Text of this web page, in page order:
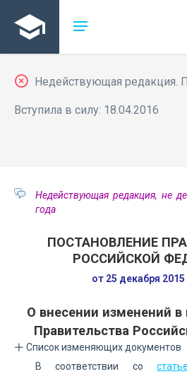
Недействующая редакция.
Вступила в силу: 18.04.2016
Недействующая редакция, не
года
ПОСТАНОВЛЕНИЕ
РОССИЙСКОЙ
от 25 декабря
О внесении изменений
Правительства
Список изменяющих документов
В соответствии со